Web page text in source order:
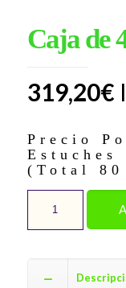
Caja de
319,20€
Precio
Estuches
(Total 80
4
cantidad